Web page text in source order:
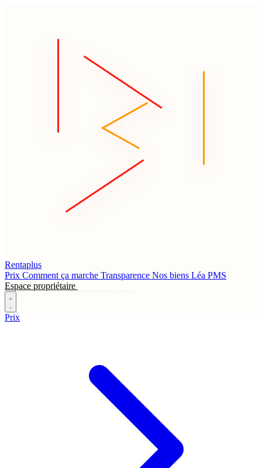
Rentaplus
Prix Comment ça marche Transparence Nos biens Léa PMS
Espace propriétaire
Prix